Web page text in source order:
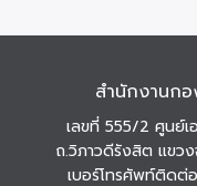
สำนักงานกอ
เลขที่ 555/2 ศูนย์เ
ถ.วิภาวดีรังสิต แขว
เบอร์โทรศัพท์ติดต่อ